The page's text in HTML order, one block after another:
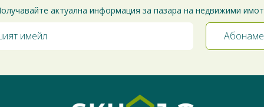
актуална информация за пазара на недвижими